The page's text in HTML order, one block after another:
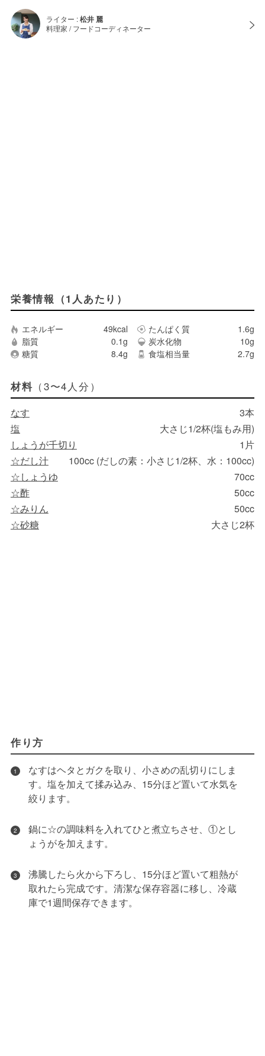
ライター :松井 麗
料理家 / フードコーディネーター
栄養情報（1人あたり）
エネルギー 49kcal たんぱく質
1.6g
脂質
0.1g 炭水化物
10g
糖質
8.4g 食塩相当量 2.7g
材料 （3〜4人分）
なす
3本
塩
大さじ1/2杯(塩もみ用)
しょうが千切り
1片
☆だし汁
100cc (だしの素：小さじ1/2杯、水：100cc)
☆しょうゆ
70cc
☆酢
50cc
☆みりん
50cc
☆砂糖
大さじ2杯
作り方
1
なすはヘタとガクを取り、小さめの乱切りにしま
す。塩を加えて揉み込み、15分ほど置いて水気を
絞ります。
2
鍋に☆の調味料を入れてひと煮立ちさせ、①とし
ょうがを加えます。
3
沸騰したら火から下ろし、15分ほど置いて粗熱が
取れたら完成です。清潔な保存容器に移し、冷蔵
庫で1週間保存できます。